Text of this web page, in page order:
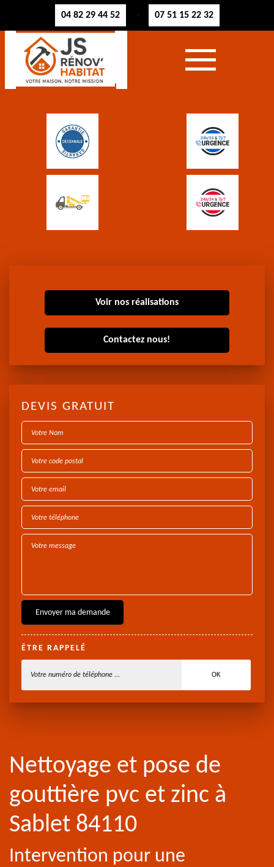
04 82 29 44 52 - 07 51 15 22 32
Voir nos réalisations
Contactez nous!
DEVIS GRATUIT
ÊTRE RAPPELÉ
Nettoyage et pose de
gouttière pvc et zinc à
Sablet 84110
Intervention pour une